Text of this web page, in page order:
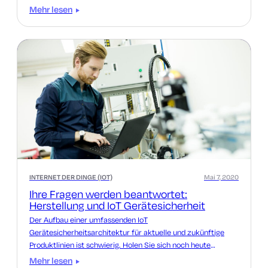
Mehr lesen
INTERNET DER DINGE (IOT)
Ihre Fragen werden beantwortet:
Herstellung und IoT Gerätesicherheit
Mai 7, 2020
Der Aufbau einer umfassenden IoT
Gerätesicherheitsarchitektur für aktuelle und zukünftige
Produktlinien ist schwierig. Holen Sie sich noch heute
Antworten auf Ihre IoT Gerätefragen.
Mehr lesen